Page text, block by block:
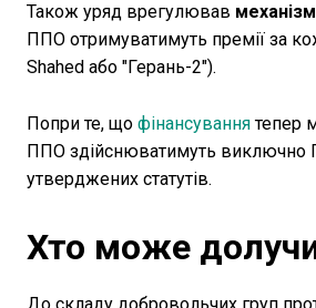
Також уряд врегулював
ППО отримуватимуть премії за
Shahed або "Герань-2").
Попри те, що фінансуваннятепер
ППО здійснюватимуть виключно
утверджених статутів.
Хто може